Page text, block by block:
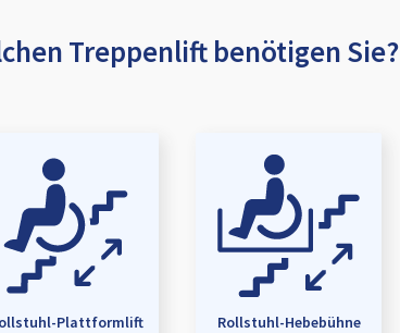
Treppenlift benötigen Sie?
Plattformlift Rollstuhl-Hebebühne